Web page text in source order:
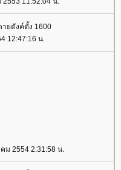
ายตังค์ตั้ง 1600
12:47:16 น.
ม 2554 2:31:58 น.